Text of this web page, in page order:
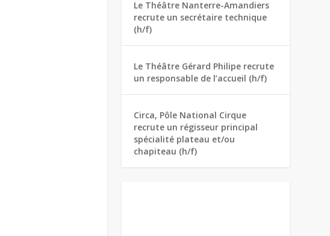
Le Théâtre Nanterre-Amandiers
recrute un secrétaire technique
(h/f)
Le Théâtre Gérard Philipe recrute
un responsable de l’accueil (h/f)
Circa, Pôle National Cirque
recrute un régisseur principal
spécialité plateau et/ou
chapiteau (h/f)